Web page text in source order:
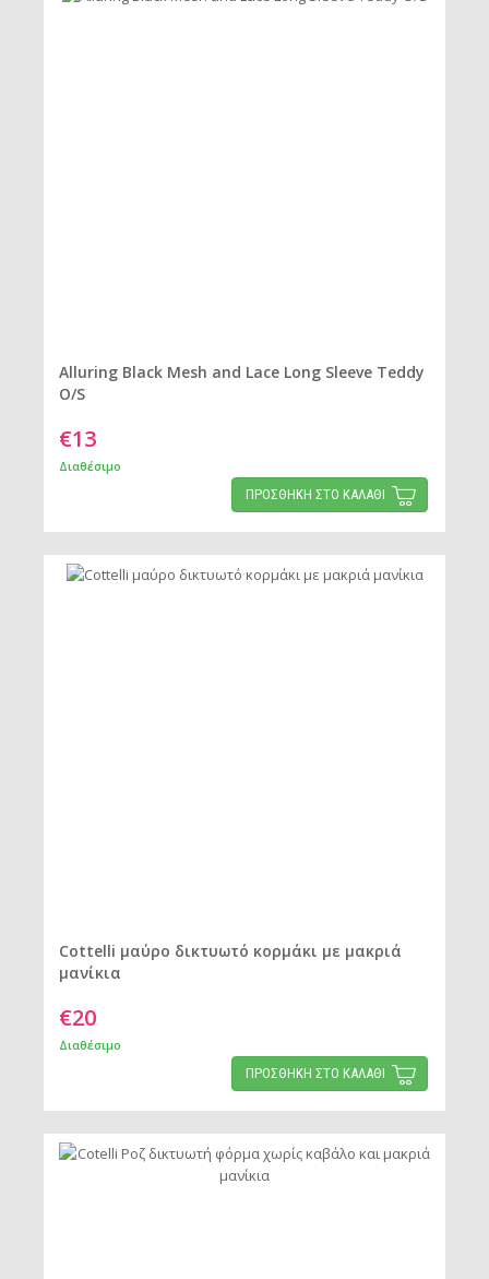
Alluring Black Mesh and Lace Long Sleeve Teddy
O/S
€13
Διαθέσιμο
ΠΡΟΣΘΗΚΗ ΣΤΟ ΚΑΛΑΘΙ
Cottelli μαύρο δικτυωτό κορμάκι με μακριά
μανίκια
€20
Διαθέσιμο
ΠΡΟΣΘΗΚΗ ΣΤΟ ΚΑΛΑΘΙ